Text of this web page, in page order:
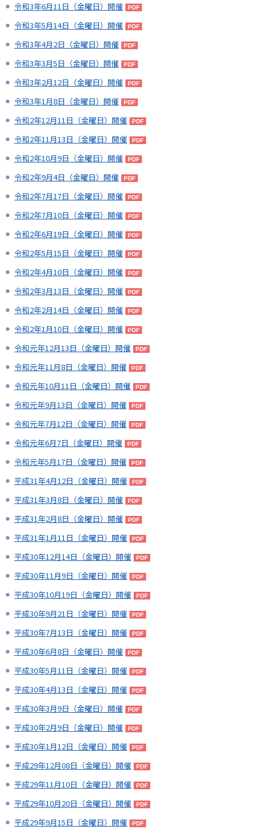
令和3年6月11日（金曜日）開催
令和3年5月14日（金曜日）開催
令和3年4月2日（金曜日）開催
令和3年3月5日（金曜日）開催
令和3年2月12日（金曜日）開催
令和3年1月8日（金曜日）開催
令和2年12月11日（金曜日）開催
令和2年11月13日（金曜日）開催
令和2年10月9日（金曜日）開催
令和2年9月4日（金曜日）開催
令和2年7月17日（金曜日）開催
令和2年7月10日（金曜日）開催
令和2年6月19日（金曜日）開催
令和2年5月15日（金曜日）開催
令和2年4月10日（金曜日）開催
令和2年3月13日（金曜日）開催
令和2年2月14日（金曜日）開催
令和2年1月10日（金曜日）開催
令和元年12月13日（金曜日）開催
令和元年11月8日（金曜日）開催
令和元年10月11日（金曜日）開催
令和元年9月13日（金曜日）開催
令和元年7月12日（金曜日）開催
令和元年6月7日（金曜日）開催
令和元年5月17日（金曜日）開催
平成31年4月12日（金曜日）開催
平成31年3月8日（金曜日）開催
平成31年2月8日（金曜日）開催
平成31年1月11日（金曜日）開催
平成30年12月14日（金曜日）開催
平成30年11月9日（金曜日）開催
平成30年10月19日（金曜日）開催
平成30年9月21日（金曜日）開催
平成30年7月13日（金曜日）開催
平成30年6月8日（金曜日）開催
平成30年5月11日（金曜日）開催
平成30年4月13日（金曜日）開催
平成30年3月9日（金曜日）開催
平成30年2月9日（金曜日）開催
平成30年1月12日（金曜日）開催
平成29年12月08日（金曜日）開催
平成29年11月10日（金曜日）開催
平成29年10月20日（金曜日）開催
平成29年9月15日（金曜日）開催